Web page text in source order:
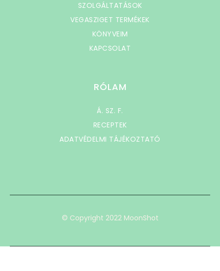
SZOLGÁLTATÁSOK
VEGASZIGET TERMÉKEK
KÖNYVEIM
KAPCSOLAT
RÓLAM
Á. SZ. F.
RECEPTEK
ADATVÉDELMI TÁJÉKOZTATÓ
© Copyright 2022 MoonShot